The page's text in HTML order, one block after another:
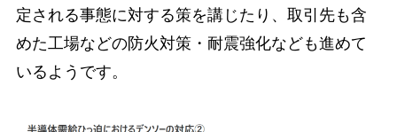
定される事態に対する策を講じたり、取引先も含
めた工場などの防火対策・耐震強化なども進めて
いるようです。